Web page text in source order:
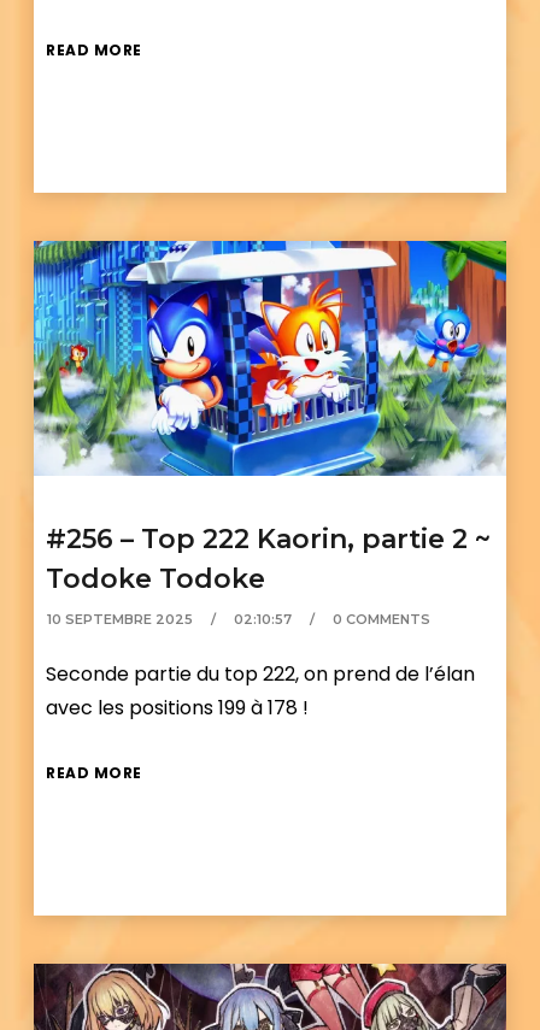
READ MORE
#256 – Top 222 Kaorin, partie 2 ~
Todoke Todoke
10 SEPTEMBRE 2025 02:10:57 0 COMMENTS
Seconde partie du top 222, on prend de l’élan
avec les positions 199 à 178 !
READ MORE